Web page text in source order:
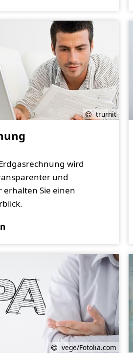
trurnit
wird
und
erhalten Sie einen
vege/Fotolia.com